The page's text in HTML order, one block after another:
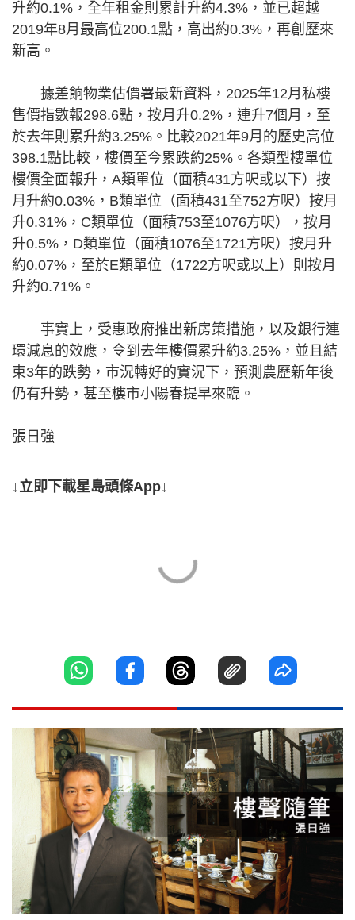
升約0.1%，全年租金則累計升約4.3%，並已超越
2019年8月最高位200.1點，高出約0.3%，再創歷來
新高。
據差餉物業估價署最新資料，2025年12月私樓
售價指數報298.6點，按月升0.2%，連升7個月，至
於去年則累升約3.25%。比較2021年9月的歷史高位
398.1點比較，樓價至今累跌約25%。各類型樓單位
樓價全面報升，A類單位（面積431方呎或以下）按
月升約0.03%，B類單位（面積431至752方呎）按月
升0.31%，C類單位（面積753至1076方呎），按月
升0.5%，D類單位（面積1076至1721方呎）按月升
約0.07%，至於E類單位（1722方呎或以上）則按月
升約0.71%。
事實上，受惠政府推出新房策措施，以及銀行連
環減息的效應，令到去年樓價累升約3.25%，並且結
束3年的跌勢，市況轉好的實況下，預測農歷新年後
仍有升勢，甚至樓市小陽春提早來臨。
張日強
↓立即下載星島頭條App↓